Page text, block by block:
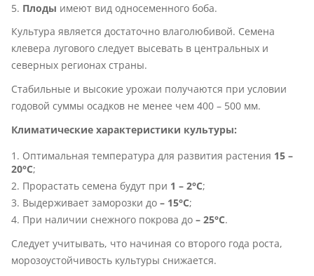
Плоды имеют вид односеменного боба.
Культура является достаточно влаголюбивой. Семена
клевера лугового следует высевать в центральных и
северных регионах страны.
Стабильные и высокие урожаи получаются при условии
годовой суммы осадков не менее чем 400 – 500 мм.
Климатические характеристики культуры:
Оптимальная температура для развития растения 15 –
20°С;
Прорастать семена будут при 1 – 2°С;
Выдерживает заморозки до – 15°С;
При наличии снежного покрова до – 25°С.
Следует учитывать, что начиная со второго года роста,
морозоустойчивость культуры снижается.